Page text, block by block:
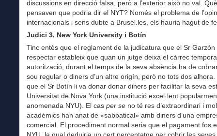
discussions en direcció falsa, però a l’exterior això no val.
pensaven que podria dir el NYT? Només el problema de
internacionals i sens dubte a Brusel.les, els hauria hagut de
Judici 3, New York University i Botín
Tinc entès que el reglament de la judicatura que el Sr Garzón
respectar estableix que quan un jutge deixa el càrrec
autorització, durant el temps de la seva absència ha de
sou regular o diners d’un altre origín, però no tots dos alhora.
que el Sr Botín li va donar donar diners per facilitar la seva
Universitat de Nova York (una institució excel·lent
anomenada NYU). El cas per se no té res d’extraordinari i
acadèmics han anat de «sabbatical» amb diners d’una
comercial. El procediment normal seria que el pagament fos